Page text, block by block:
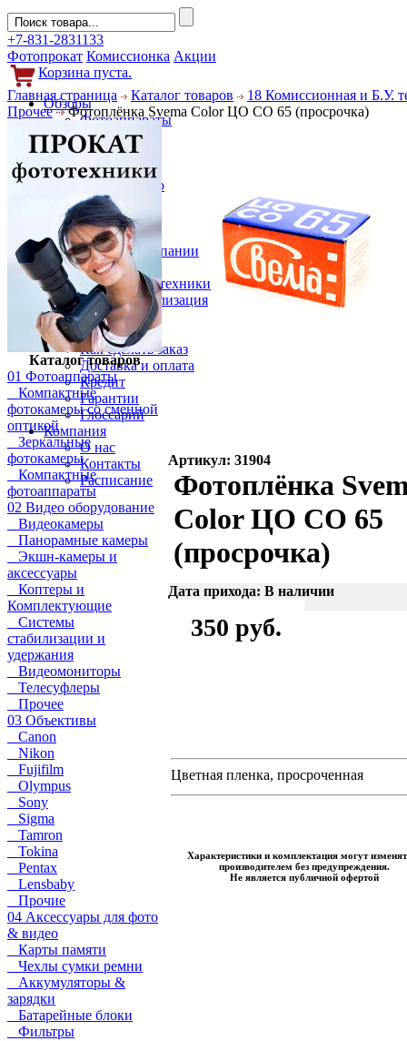
+7-831-2831133
Фотопрокат Комиссионка Акции
Корзина пуста.
Обзоры
Фотоаппараты
Объективы
Фильтры
Новости
Фото и видео
Гаджеты
Аксессуары
Слухи
Новости компании
Услуги
Прокат фототехники
Выкуп и реализация
Покупателям
Акции
Как сделать заказ
Доставка и оплата
Кредит
Гарантии
Глоссарий
Компания
О нас
Контакты
Расписание
Главная страница Каталог товаров
18 Комиссионная и Б.У.
Прочее
Фотоплёнка Svema Color ЦО СО 65 (просрочка)
Каталог товаров
01 Фотоаппараты
Компактные
фотокамеры со сменной
оптикой
Зеркальные
фотокамеры
Компактные
фотоаппараты
02 Видео оборудование
Видеокамеры
Панорамные камеры
Экшн-камеры и
аксессуары
Коптеры и
Комплектующие
Системы
стабилизации и
удержания
Видеомониторы
Телесуфлеры
Прочее
03 Объективы
Canon
Nikon
Fujifilm
Olympus
Sony
Sigma
Tamron
Tokina
Pentax
Lensbaby
Прочие
04 Аксессуары для фото
& видео
Карты памяти
Чехлы сумки ремни
Аккумуляторы &
зарядки
Батарейные блоки
Фильтры
Артикул: 31904
Фотоплёнка
Color ЦО СО 65
(просрочка)
Дата прихода: В наличии
350 руб.
Цветная пленка, просроченная
Характеристики и комплектация могут
производителем без предупреждения.
Не является публичной офертой